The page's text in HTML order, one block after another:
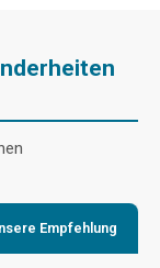
Empfehlung